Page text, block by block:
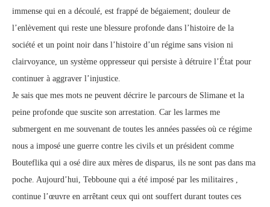
immense qui en a découlé, est frappé de bégaiement; douleur de
l’enlèvement qui reste une blessure profonde dans l’histoire de la
société et un point noir dans l’histoire d’un régime sans vision ni
clairvoyance, un système oppresseur qui persiste à détruire l’État pour
continuer à aggraver l’injustice.
Je sais que mes mots ne peuvent décrire le parcours de Slimane et la
peine profonde que suscite son arrestation. Car les larmes me
submergent en me souvenant de toutes les années passées où ce régime
nous a imposé une guerre contre les civils et un président comme
Bouteflika qui a osé dire aux mères de disparus, ils ne sont pas dans ma
poche. Aujourd’hui, Tebboune qui a été imposé par les militaires ,
continue l’œuvre en arrêtant ceux qui ont souffert durant toutes ces